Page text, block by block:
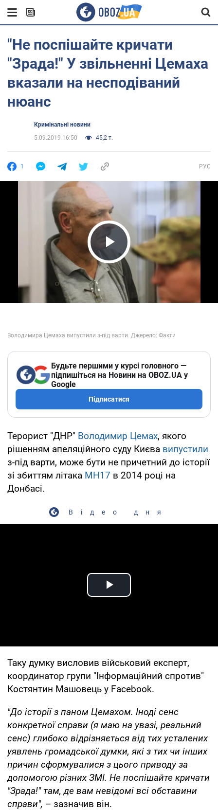
"Не поспішайте кричати
"Зрада!" У звільненні Цемаха
вказали на несподіваний
нюанс
Кримінальні новини
5.09.2019 16:50
45,2 т.
1 РУС
Play Video
Будьте першими у курсі головного —
підпишіться на Новини на OBOZ.UA у
Google
Підписатися
Терорист "ДНР" Володимир Цемах, якого
рішенням апеляційного суду Києва випустили
з-під варти, може бути не причетний до історії
зі збиттям літака MH17 в 2014 році на
Донбасі.
Відео дня
Play Video
Таку думку висловив військовий експерт,
координатор групи "Інформаційний спротив"
Костянтин Машовець у Facebook.
"До історії з паном Цемахом. Іноді сенс
конкретної справи (я маю на увазі, реальний
сенс) глибоко відрізняється від тих усталених
уявлень громадської думки, які з тих чи інших
причин сформувалися з цього приводу за
допомогою різних ЗМІ. Не поспішайте кричати
"Зрада!" там, де вам невідомі всі обставини
справи", – зазначив він.